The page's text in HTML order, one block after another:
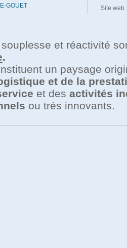
GOUET
Site web :
et réactivité
.
un paysage
et de la
et des activités
ou trés innovants.